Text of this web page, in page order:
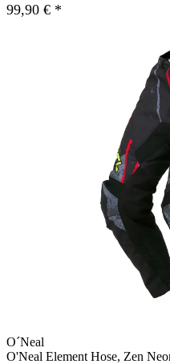
99,90 € *
O´Neal
O'Neal Element Hose, Zen